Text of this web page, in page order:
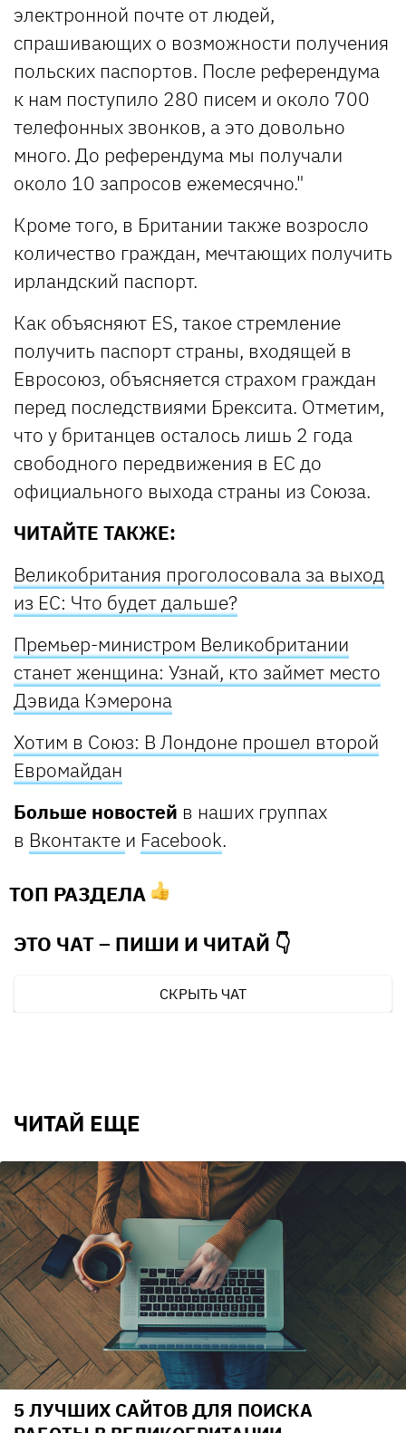
электронной почте от людей,
спрашивающих о возможности получения
польских паспортов. После референдума
к нам поступило 280 писем и около 700
телефонных звонков, а это довольно
много. До референдума мы получали
около 10 запросов ежемесячно."
Кроме того, в Британии также возросло
количество граждан, мечтающих получить
ирландский паспорт.
Как объясняют ES, такое стремление
получить паспорт страны, входящей в
Евросоюз, объясняется страхом граждан
перед последствиями Брексита. Отметим,
что у британцев осталось лишь 2 года
свободного передвижения в ЕС до
официального выхода страны из Союза.
ЧИТАЙТЕ ТАКЖЕ:
Великобритания проголосовала за выход
из ЕС: Что будет дальше?
Премьер-министром Великобритании
станет женщина: Узнай, кто займет место
Дэвида Кэмерона
Хотим в Союз: В Лондоне прошел второй
Евромайдан
Больше новостей в наших группах
в Вконтакте и Facebook.
ТОП РАЗДЕЛА
ЭТО ЧАТ – ПИШИ И ЧИТАЙ 👇
СКРЫТЬ ЧАТ
ЧИТАЙ ЕЩЕ
5 ЛУЧШИХ САЙТОВ ДЛЯ ПОИСКА